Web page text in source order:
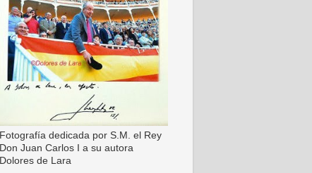
Fotografía dedicada por S.M. el Rey
Don Juan Carlos I a su autora
Dolores de Lara